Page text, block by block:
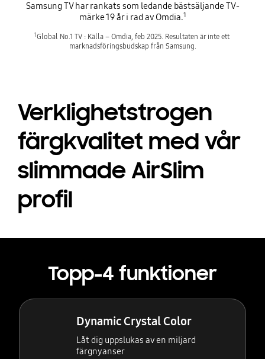
Samsung TV har rankats som ledande bästsäljande TV-
märke 19 år i rad av Omdia.1
1Global No.1 TV : Källa – Omdia, feb 2025. Resultaten är inte ett
marknadsföringsbudskap från Samsung.
Verklighetstrogen
färgkvalitet med vår
slimmade AirSlim
profil
Topp-4 funktioner
Dynamic Crystal Color
Låt dig uppslukas av en miljard
färgnyanser